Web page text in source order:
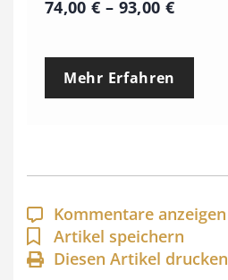
74,00€ – 93,00 €P
e
p
a
n
n
Mehr Erfahren
Kommentare anzeigen
Artikel speichern
Diesen Artikel drucken